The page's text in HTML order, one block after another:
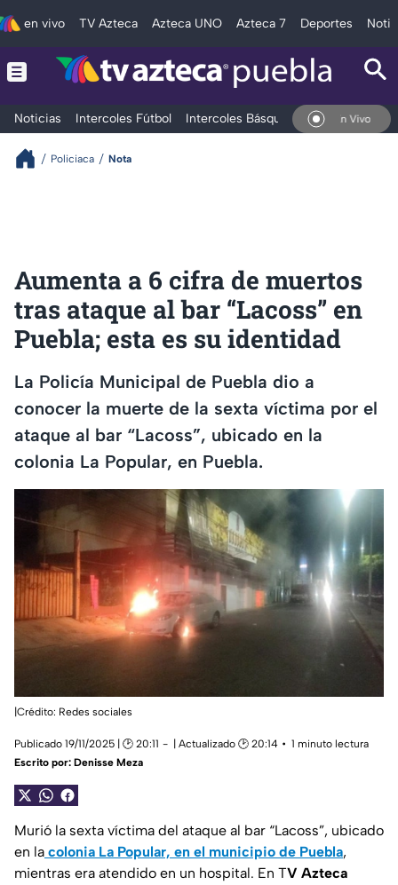
en vivo TV Azteca Azteca UNO Azteca 7 Deportes
Noticias Intercoles Fútbol Intercoles Básquetbol Deportes
En Vivo
Policiaca Nota
Aumenta a 6 cifra de muertos
tras ataque al bar “Lacoss” en
Puebla; esta es su identidad
La Policía Municipal de Puebla dio a
conocer la muerte de la sexta víctima por el
ataque al bar “Lacoss”, ubicado en la
colonia La Popular, en Puebla.
|Crédito: Redes sociales
Publicado 19/11/2025 | 🕑 20:11 | Actualizado 🕑 20:14
1 minuto lectura
Escrito por: Denisse Meza
Murió la sexta víctima del ataque al bar “Lacoss”, ubicado
en la colonia La Popular, en el municipio de Puebla,
mientras era atendido en un hospital. En TV Azteca